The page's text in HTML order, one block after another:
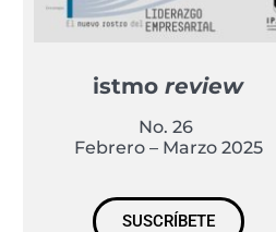
istmoreview
No. 26
Febrero – Marzo 2025
SUSCRÍBETE